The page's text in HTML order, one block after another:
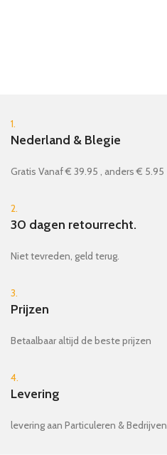
1.
Nederland & Blegie
Gratis Vanaf € 39.95 , anders € 5.95
2.
30 dagen retourrecht.
Niet tevreden, geld terug.
3.
Prijzen
Betaalbaar altijd de beste prijzen
4.
Levering
levering aan Particuleren & Bedrijven